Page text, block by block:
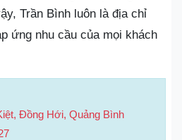
Trần Bình luôn là địa chỉ
ứng nhu cầu của mọi khách
Đồng Hới, Quảng Bình